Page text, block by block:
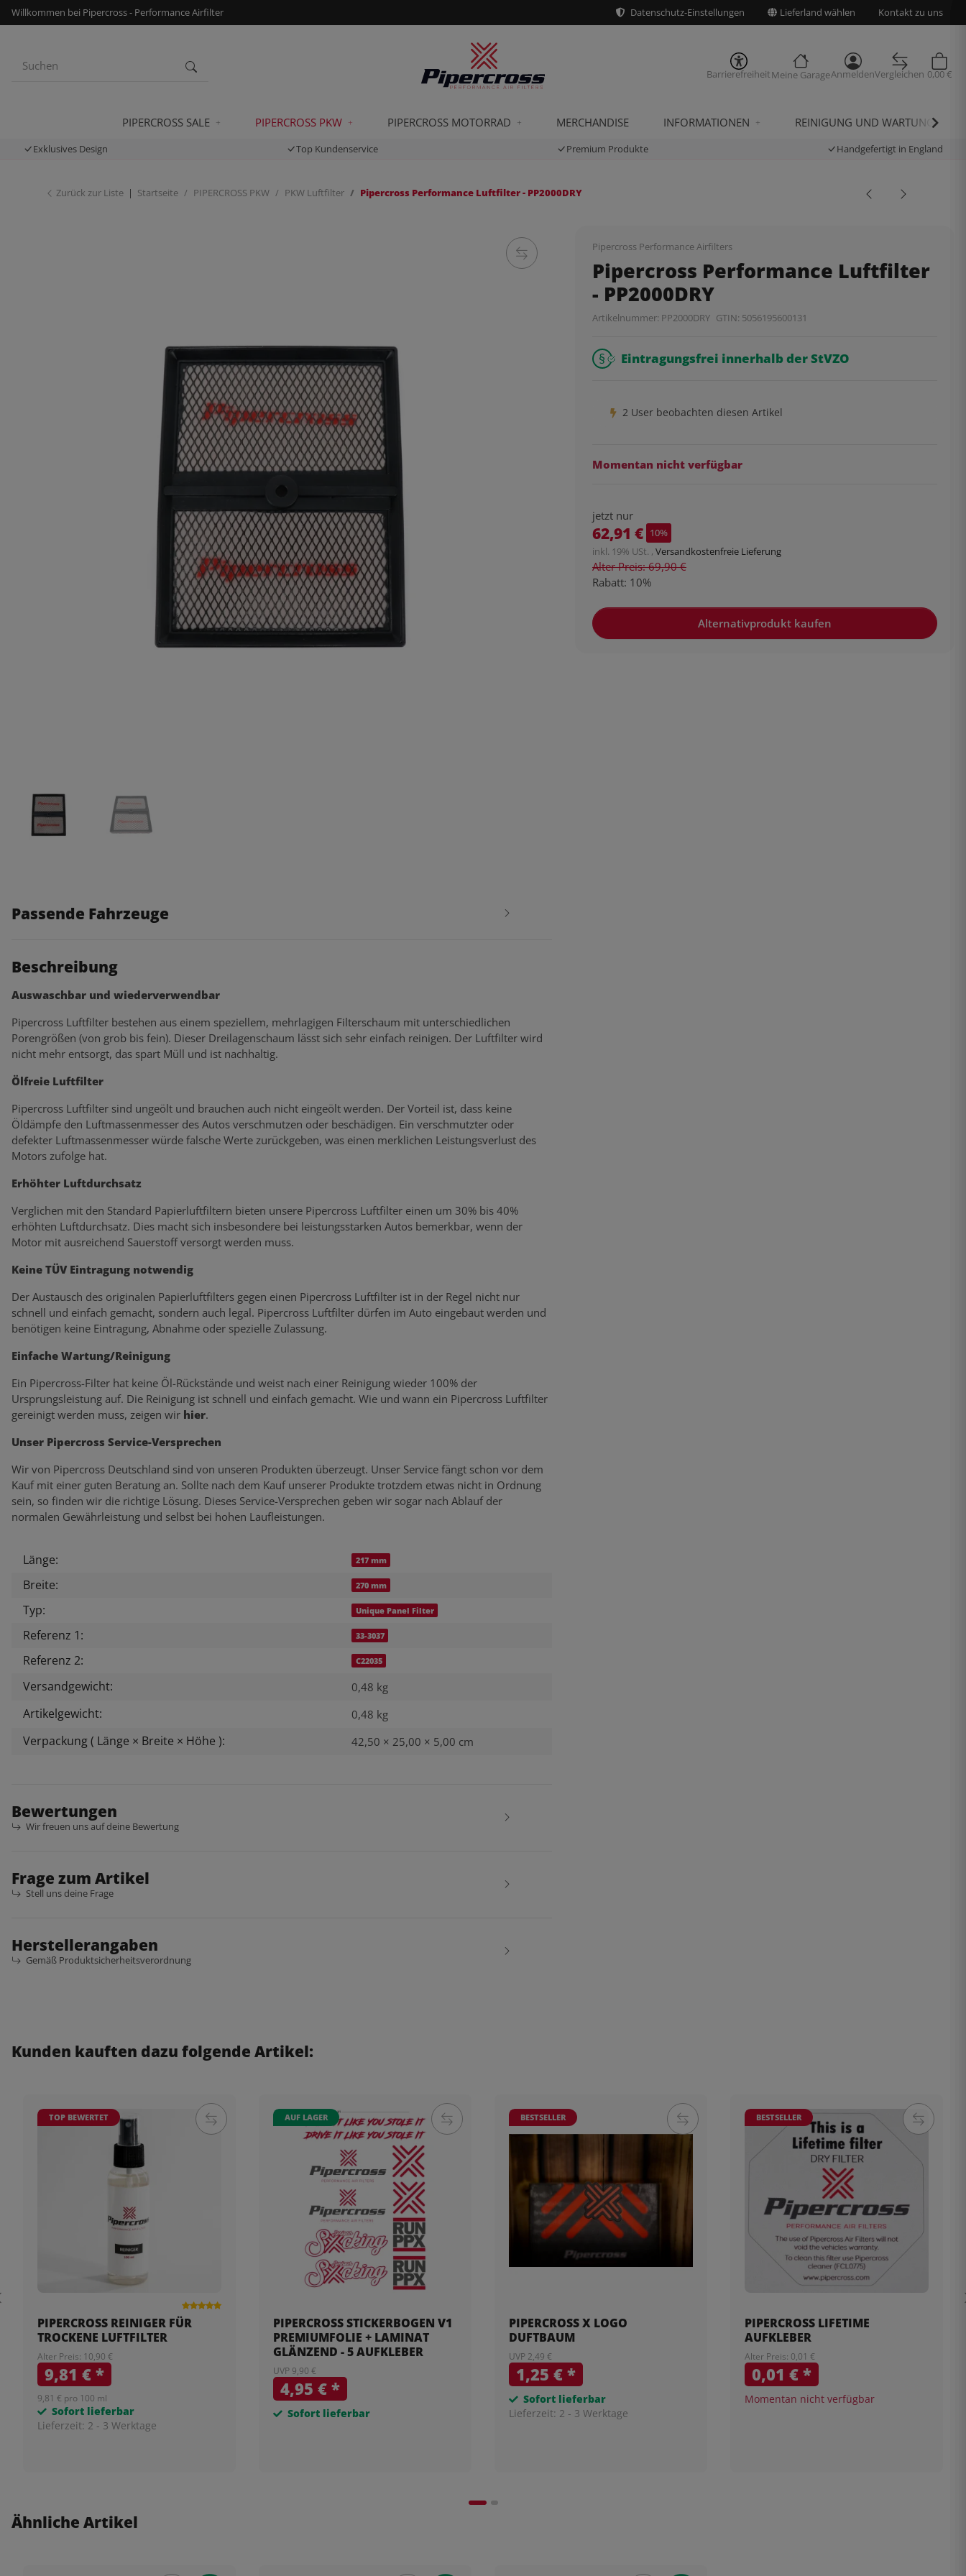
Willkommen bei Pipercross - Performance Airfilter Datenschutz-Einstellungen Lieferland wählen Kontakt zu uns
BarrierefreiheitMeine GarageAnmeldenVergleichen 0,00 €
PIPERCROSS SALE PIPERCROSS PKW PIPERCROSS MOTORRAD MERCHANDISE INFORMATIONEN REINIGUNG UND WARTUNG
Exklusives Design Top Kundenservice Premium Produkte Handgefertigt in England
Zurück zur Liste Startseite PIPERCROSS PKW PKW Luftfilter Pipercross Performance Luftfilter - PP2000DRY
Pipercross Performance Airfilters
Pipercross Performance Luftfilter
- PP2000DRY
Artikelnummer: PP2000DRY GTIN: 5056195600131
Eintragungsfrei innerhalb der StVZO
2 User beobachten diesen Artikel
Momentan nicht verfügbar
jetzt nur
62,91 € 10%
inkl. 19% USt. , Versandkostenfreie Lieferung
Alter Preis: 69,90 €
Rabatt: 10%
Alternativprodukt kaufen
Passende Fahrzeuge
Beschreibung
Auswaschbar und wiederverwendbar
Pipercross Luftfilter bestehen aus einem speziellem, mehrlagigen Filterschaum mit unterschiedlichen
Porengrößen (von grob bis fein). Dieser Dreilagenschaum lässt sich sehr einfach reinigen. Der Luftfilter wird
nicht mehr entsorgt, das spart Müll und ist nachhaltig.
Ölfreie Luftfilter
Pipercross Luftfilter sind ungeölt und brauchen auch nicht eingeölt werden. Der Vorteil ist, dass keine
Öldämpfe den Luftmassenmesser des Autos verschmutzen oder beschädigen. Ein verschmutzter oder
defekter Luftmassenmesser würde falsche Werte zurückgeben, was einen merklichen Leistungsverlust des
Motors zufolge hat.
Erhöhter Luftdurchsatz
Verglichen mit den Standard Papierluftfiltern bieten unsere Pipercross Luftfilter einen um 30% bis 40%
erhöhten Luftdurchsatz. Dies macht sich insbesondere bei leistungsstarken Autos bemerkbar, wenn der
Motor mit ausreichend Sauerstoff versorgt werden muss.
Keine TÜV Eintragung notwendig
Der Austausch des originalen Papierluftfilters gegen einen Pipercross Luftfilter ist in der Regel nicht nur
schnell und einfach gemacht, sondern auch legal. Pipercross Luftfilter dürfen im Auto eingebaut werden und
benötigen keine Eintragung, Abnahme oder spezielle Zulassung.
Einfache Wartung/Reinigung
Ein Pipercross-Filter hat keine Öl-Rückstände und weist nach einer Reinigung wieder 100% der
Ursprungsleistung auf. Die Reinigung ist schnell und einfach gemacht. Wie und wann ein Pipercross Luftfilter
gereinigt werden muss, zeigen wir hier.
Unser Pipercross Service-Versprechen
Wir von Pipercross Deutschland sind von unseren Produkten überzeugt. Unser Service fängt schon vor dem
Kauf mit einer guten Beratung an. Sollte nach dem Kauf unserer Produkte trotzdem etwas nicht in Ordnung
sein, so finden wir die richtige Lösung. Dieses Service-Versprechen geben wir sogar nach Ablauf der
normalen Gewährleistung und selbst bei hohen Laufleistungen.
Produkteigenschaft
Wert
Länge: 217 mm
Breite: 270 mm
Typ: Unique Panel Filter
Referenz 1: 33-3037
Referenz 2: C22035
Versandgewicht: 0,48 kg
Artikelgewicht: 0,48 kg
Verpackung ( Länge × Breite × Höhe ): 42,50 × 25,00 × 5,00 cm
Bewertungen
Wir freuen uns auf deine Bewertung
Frage zum Artikel
Stell uns deine Frage
Herstellerangaben
Gemäß Produktsicherheitsverordnung
Kunden kauften dazu folgende Artikel:
TOP BEWERTET
PIPERCROSS REINIGER FÜR
TROCKENE LUFTFILTER
Alter Preis: 10,90 €
9,81 €*
9,81 € pro 100 ml
Sofort lieferbar
Lieferzeit: 2 - 3 Werktage
AUF LAGER
PIPERCROSS STICKERBOGEN V1
PREMIUMFOLIE + LAMINAT
GLÄNZEND - 5 AUFKLEBER
UVP 9,90 €
4,95 €*
Sofort lieferbar
BESTSELLER
PIPERCROSS X LOGO
DUFTBAUM
UVP 2,49 €
1,25 €*
Sofort lieferbar
Lieferzeit: 2 - 3 Werktage
BESTSELLER
PIPERCROSS LIFETIME
AUFKLEBER
Alter Preis: 0,01 €
0,01 €*
Momentan nicht verfügbar
Ähnliche Artikel